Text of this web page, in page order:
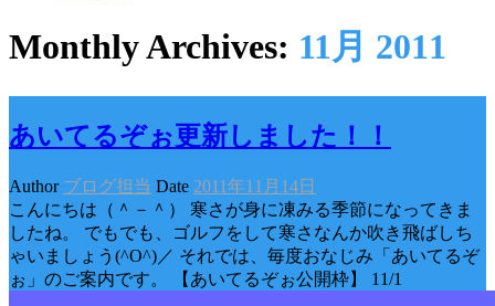
Monthly Archives: 11月 2011
あいてるぞぉ更新しました！！
Author ブログ担当 Date 2011年11月14日
こんにちは（＾－＾） 寒さが身に凍みる季節になってきま
したね。 でもでも、ゴルフをして寒さなんか吹き飛ばしち
ゃいましょう(^O^)／ それでは、毎度おなじみ「あいてるぞ
ぉ」のご案内です。 【あいてるぞぉ公開枠】 11/1